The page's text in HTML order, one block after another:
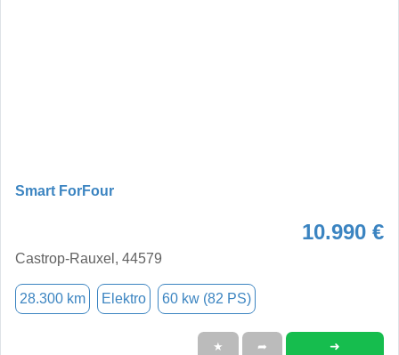
Smart ForFour
10.990 €
Castrop-Rauxel, 44579
28.300 km Elektro 60 kw (82 PS)
★ ➦ ➜